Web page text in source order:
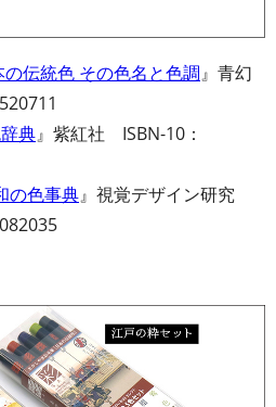
の伝統色 その色名と色調』青幻
典』紫紅社 ISBN-10：
の色事典』視覚デザイン研究